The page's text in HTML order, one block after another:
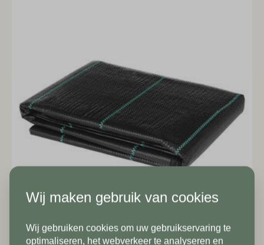
Achternaam*
Telefoonnummer*
Emailadres*
Telefoonnummer*
Land*
Nederland
Wij maken gebruik van cookies
Wij gebruiken cookies om uw gebruikservaring te
optimaliseren, het webverkeer te analyseren en